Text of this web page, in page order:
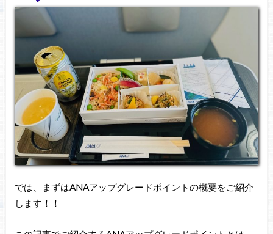
では、まずはANAアップグレードポイントの概要をご紹介
します！！